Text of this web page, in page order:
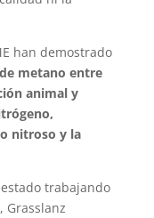
han demostrado
metano entre
animal y
nitroso y la
trabajando
Grasslanz